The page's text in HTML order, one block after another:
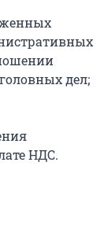
дел;
НДС.